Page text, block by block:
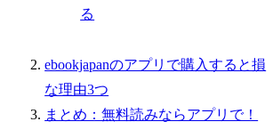
る
ebookjapanのアプリで購入すると損
な理由3つ
まとめ：無料読みならアプリで！